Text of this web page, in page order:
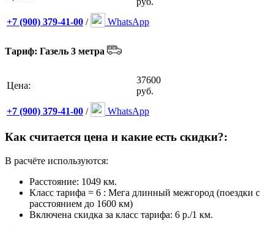
+7 (900) 379-41-00 / WhatsApp
Тариф: Газель 3 метра
Цена:
37600
руб.
+7 (900) 379-41-00 / WhatsApp
Как считается цена и какие есть скидки?:
В расчёте используются:
Расстояние: 1049 км.
Класс тарифа = 6 : Мега длинный межгород (поездки с
расстоянием до 1600 км)
Включена скидка за класс тарифа: 6 р./1 км.